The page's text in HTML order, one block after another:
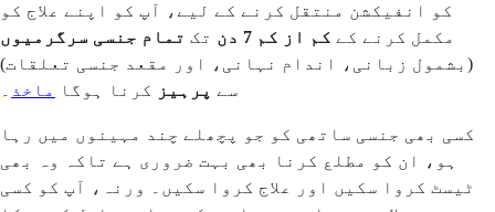
کو انفیکشن منتقل کرنے کے لیے، آپ کو اپنے علاج کو
مکمل کرنے کے کم از کم 7 دن تک تمام جنسی سرگرمیوں
(بشمول زبانی، اندام نہانی، اور مقعد جنسی تعلقات)
سے پرہیز کرنا ہوگا ماخذ
کسی بھی جنسی ساتھی کو جو پچھلے چند مہینوں میں رہا
ہو، ان کو مطلع کرنا بھی بہت ضروری ہے تاکہ وہ بھی
ٹیسٹ کروا سکیں اور علاج کروا سکیں۔ ورنہ، آپ کو کسی